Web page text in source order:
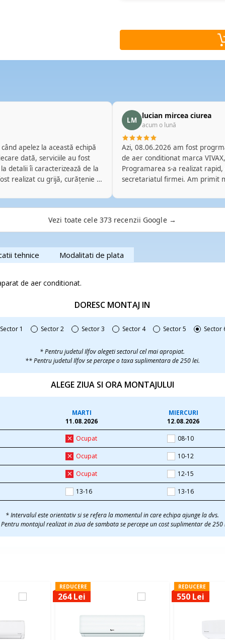
detalii îi caracterizează de la
își desfășoară activitatea.
baza de fiecare dată și pe
din nou la serviciile lor și
LM lucian mircea ciurea
acum o lună
Azi, 08.06.2026 am fost
de aer conditionat marca
Programarea s-a realizat rapid, telefonic prin amabilitatea d-nei Flori de la
secretariatul firmei. Am primit
Mircea Marinica a fost foarte
efectuat operatiunile de revizie
sfaturi si lamuriri privind modul de folosire a
aceasta ocazie ca si acum doi
modalitatile de plata pot fi
iar factura pt lucrari am primit-
Vezi toate cele 373 recenzii Google →
tehnice Modalitati de plata
de aer conditionat.
DORESC MONTAJ IN
Sector 1 Sector 2 Sector 3 Sector 4 Sector 5 Sector
* Pentru judetul Ilfov alegeti sectorul cel mai apropiat.
** Pentru judetul Ilfov se percepe o taxa suplimentara de 250 lei.
ALEGE ZIUA SI ORA MONTAJULUI
MARTI
11.08.2026
MIERCURI
12.08.2026
Ocupat 08-10
Ocupat 10-12
Ocupat 12-15
13-16 13-16
* Intervalul este orientativ si se refera la momentul in care echipa ajunge la dvs.
montajul realizat in ziua de sambata se percepe un cost suplimentar de 250
REDUCERE
264 Lei
REDUCERE
550 Lei